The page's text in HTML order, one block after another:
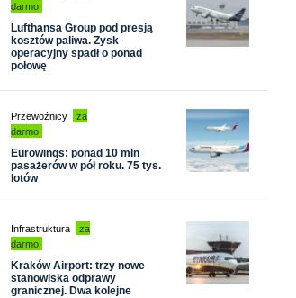
darmo
Lufthansa Group pod presją
kosztów paliwa. Zysk
operacyjny spadł o ponad
połowę
Przewoźnicy
za
darmo
Eurowings: ponad 10 mln
pasażerów w pół roku. 75 tys.
lotów
Infrastruktura
za
darmo
Kraków Airport: trzy nowe
stanowiska odprawy
granicznej. Dwa kolejne